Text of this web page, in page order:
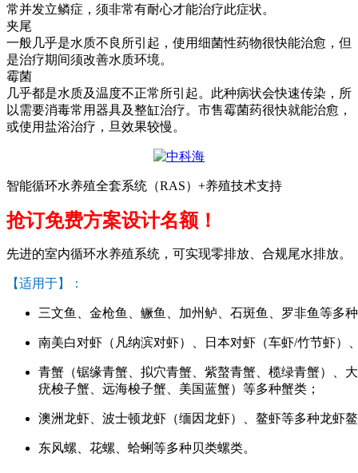
常并发立鳞症，须非常有耐心才能治疗此症状。
夹尾
一般几乎是水质不良所引起，使用细菌性药物很快能治愈，但
是治疗期间须改善水质环境。
霉菌
几乎都是水质及温度不正常所引起。此种病状会快速传染，所
以需要消毒常用器具及整缸治疗。市售霉菌药很快就能治愈，
或使用盐浴治疗，旦效果较慢。
智能循环水养殖全套系统（RAS）+养殖技术支持
抢订免费方案设计名额！
先进的室内循环水养殖系统，可实现零排放、合规尾水排放。
【适用于】：
三文鱼、金枪鱼、鳜鱼、加州鲈、石斑鱼、罗非鱼等多
南美白对虾（凡纳滨对虾）、日本对虾（车虾/竹节虾）
青蟹（锯缘青蟹、拟穴青蟹、紫螯青蟹、榄绿青蟹）、
疣梭子蟹、远海梭子蟹、美国蓝蟹）等多种蟹类；
澳洲龙虾、波士顿龙虾（缅因龙虾）、鳌虾等多种龙虾
东风螺、花螺、蛤蜊等多种贝类螺类。